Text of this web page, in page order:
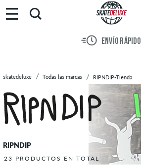
Marcas
Skateboards
Sale
ENVÍO RÁPIDO
skatedeluxe Todas las marcas RIPNDIP-Tienda
RIPNDIP
23 PRODUCTOS EN TOTAL